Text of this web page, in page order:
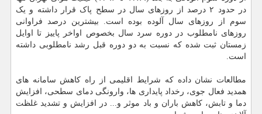
در حدود ۲ درصد از روزهای سال در سطح پاک قرار داشته و یک
سوم از روزهای سال آلوده بوده است. بیشترین درصد فراوانی
روزهای نامطلوب در دوره سرد سال بخصوص اواخر پاییز تا اوایل
زمستان ثبت شده که نسبت به دو دوره قبل رشد نامطلوبی داشته
است.
مطالعات نشان داده که شرایط اقلیمی از راه کاهش سامانه های
همدید فعال جوی، رخداد پایداری ها، وارونگی دمای سطحی، افزایش
دما و تابش، کاهش باران و باد موثر و... در افزایش و تشدید غلظت